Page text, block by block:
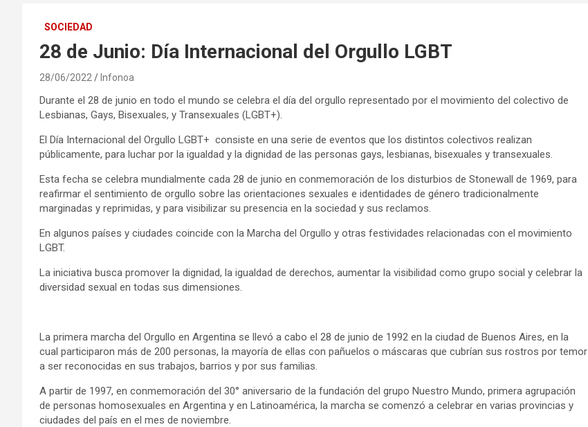
SOCIEDAD
28 de Junio: Día Internacional del Orgullo LGBT
28/06/2022 Infonoa
Durante el 28 de junio en todo el mundo se celebra el día del orgullo representado por el movimiento del colectivo de
Lesbianas, Gays, Bisexuales, y Transexuales (LGBT+).
El Día Internacional del Orgullo LGBT+ consiste en una serie de eventos que los distintos colectivos realizan
públicamente, para luchar por la igualdad y la dignidad de las personas gays, lesbianas, bisexuales y transexuales.
Esta fecha se celebra mundialmente cada 28 de junio en conmemoración de los disturbios de Stonewall de 1969, para
reafirmar el sentimiento de orgullo sobre las orientaciones sexuales e identidades de género tradicionalmente
marginadas y reprimidas, y para visibilizar su presencia en la sociedad y sus reclamos.
En algunos países y ciudades coincide con la Marcha del Orgullo y otras festividades relacionadas con el movimiento
LGBT.
La iniciativa busca promover la dignidad, la igualdad de derechos, aumentar la visibilidad como grupo social y celebrar la
diversidad sexual en todas sus dimensiones.
La primera marcha del Orgullo en Argentina se llevó a cabo el 28 de junio de 1992 en la ciudad de Buenos Aires, en la
cual participaron más de 200 personas, la mayoría de ellas con pañuelos o máscaras que cubrían sus rostros por temor
a ser reconocidas en sus trabajos, barrios y por sus familias.
A partir de 1997, en conmemoración del 30° aniversario de la fundación del grupo Nuestro Mundo, primera agrupación
de personas homosexuales en Argentina y en Latinoamérica, la marcha se comenzó a celebrar en varias provincias y
ciudades del país en el mes de noviembre.